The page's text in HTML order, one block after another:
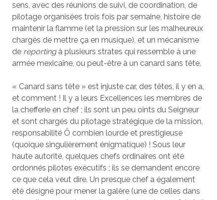
sens, avec des réunions de suivi, de coordination, de
pilotage organisées trois fois par semaine, histoire de
maintenir la flamme (et la pression sur les malheureux
chargés de mettre ça en musique), et un mécanisme
de reportingà plusieurs strates qui ressemble à une
armée mexicaine, ou peut-être à un canard sans tête.
« Canard sans tête » est injuste car, des têtes, il y en a,
et comment ! Il y a leurs Excellences les membres de
la chefferie en chef ; ils sont un peu oints du Seigneur
et sont chargés du pilotage stratégique de la mission,
responsabilité Ô combien lourde et prestigieuse
(quoique singulièrement énigmatique) ! Sous leur
haute autorité, quelques chefs ordinaires ont été
ordonnés pilotes exécutifs ; ils se demandent encore
ce que cela veut dire. Un presque chef a également
été désigné pour mener la galère (une de celles dans